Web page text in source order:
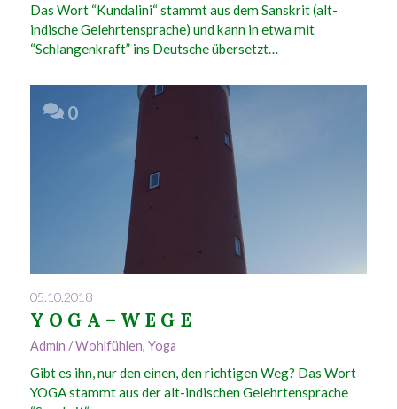
Das Wort “Kundalini“ stammt aus dem Sanskrit (alt-
indische Gelehrtensprache) und kann in etwa mit
“Schlangenkraft” ins Deutsche übersetzt…
0
05.10.2018
Y O G A – W E G E
Admin /Wohlfühlen, Yoga
Gibt es ihn, nur den einen, den richtigen Weg? Das Wort
YOGA stammt aus der alt-indischen Gelehrtensprache